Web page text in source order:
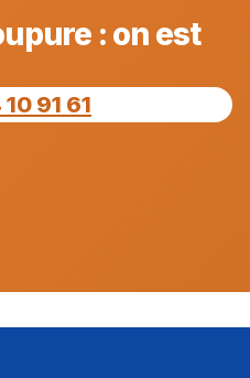
: on est
91 61